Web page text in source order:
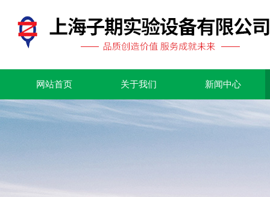
网站首页 关于我们 新闻中心